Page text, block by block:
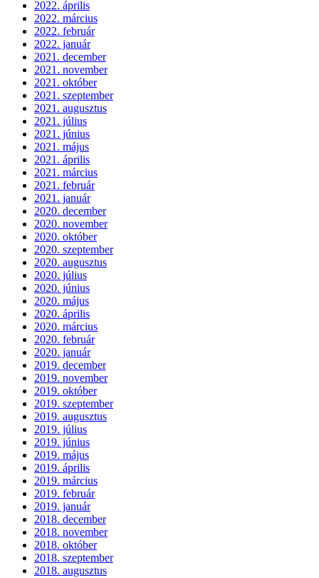
2022. április
2022. március
2022. február
2022. január
2021. december
2021. november
2021. október
2021. szeptember
2021. augusztus
2021. július
2021. június
2021. május
2021. április
2021. március
2021. február
2021. január
2020. december
2020. november
2020. október
2020. szeptember
2020. augusztus
2020. július
2020. június
2020. május
2020. április
2020. március
2020. február
2020. január
2019. december
2019. november
2019. október
2019. szeptember
2019. augusztus
2019. július
2019. június
2019. május
2019. április
2019. március
2019. február
2019. január
2018. december
2018. november
2018. október
2018. szeptember
2018. augusztus